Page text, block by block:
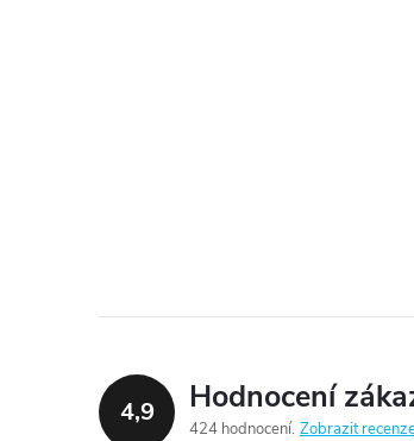
4,9 Hodnocení
424 hodnocení Zobrazit